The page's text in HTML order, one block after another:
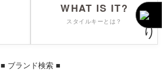
WHAT IS IT?
スタイルキーとは？
■ ブランド検索 ■